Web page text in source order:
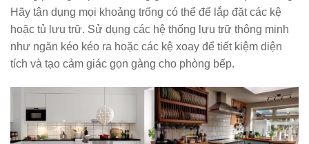
Hãy tận dụng mọi khoảng trống có thể để lắp đặt các kệ
hoặc tủ lưu trữ. Sử dụng các hệ thống lưu trữ thông minh
như ngăn kéo kéo ra hoặc các kệ xoay để tiết kiệm diện
tích và tạo cảm giác gọn gàng cho phòng bếp.